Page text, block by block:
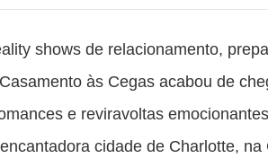
shows de relacionamento,
às Cegas acabou de
e reviravoltas
cidade de Charlotte, na